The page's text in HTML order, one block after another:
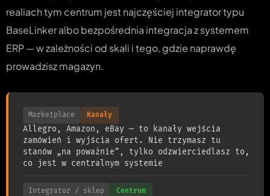
realiach tym centrum jest najczęściej integrator typu
BaseLinker albo bezpośrednia integracja z systemem
ERP — w zależności od skali i tego, gdzie naprawdę
prowadzisz magazyn.
Marketplace
Allegro, Amazon, eBay — to kanały wejścia
zamówień i wyjścia ofert. Nie trzymasz tu
stanów „na poważnie”, tylko odzwierciedlasz to,
co jest w centralnym systemie
Kanały
Integrator / sklep Centrum